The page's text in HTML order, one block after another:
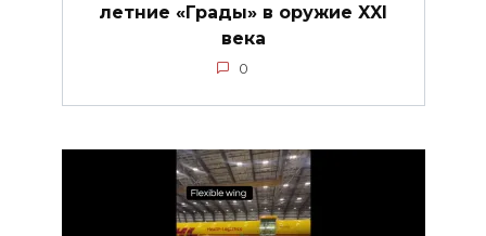
летние «Грады» в оружие XXI
века
0